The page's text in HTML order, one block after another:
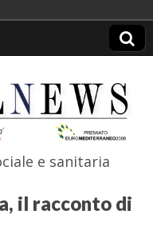
e sanitaria
il racconto di